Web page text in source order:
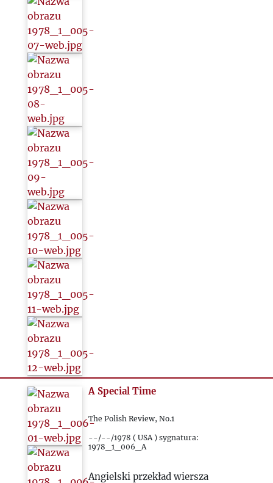
A Special Time
The Polish Review, No.1
--/--/1978 ( USA ) sygnatura:
1978_1_006_A
Angielski przekład wiersza